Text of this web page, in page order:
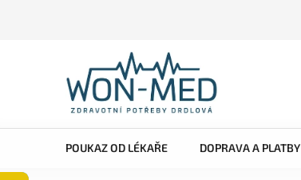
POUKAZ OD LÉKAŘE DOPRAVA A PLATBY